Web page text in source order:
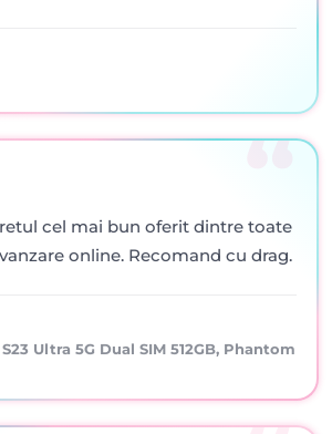
cel mai bun oferit dintre toate
online. Recomand cu drag.
Ultra 5G Dual SIM 512GB, Phantom